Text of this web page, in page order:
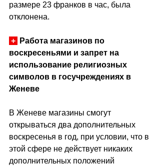
размере 23 франков в час, была
отклонена.
+
Работа магазинов по
воскресеньями и запрет на
использование религиозных
символов в госучреждениях в
Женеве
В Женеве магазины смогут
открываться два дополнительных
воскресенья в год, при условии, что в
этой сфере не действует никаких
дополнительных положений